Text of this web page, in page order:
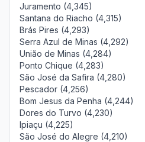
Juramento (4,345)
Santana do Riacho (4,315)
Brás Pires (4,293)
Serra Azul de Minas (4,292)
União de Minas (4,284)
Ponto Chique (4,283)
São José da Safira (4,280)
Pescador (4,256)
Bom Jesus da Penha (4,244)
Dores do Turvo (4,230)
Ipiaçu (4,225)
São José do Alegre (4,210)